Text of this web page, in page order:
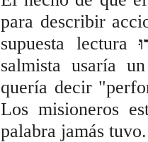
para describir
supuesta lectura
salmista usaría
quería decir
Los misioneros
palabra jamás tuvo.